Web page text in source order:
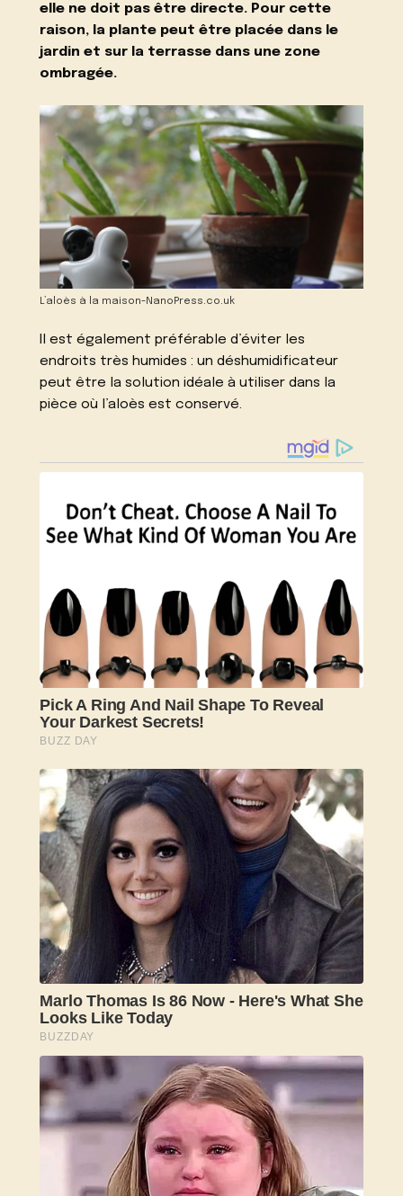
elle ne doit pas être directe. Pour cette
raison, la plante peut être placée dans le
jardin et sur la terrasse dans une zone
ombragée.
L’aloès à la maison-NanoPress.co.uk
Il est également préférable d’éviter les
endroits très humides : un déshumidificateur
peut être la solution idéale à utiliser dans la
pièce où l’aloès est conservé.